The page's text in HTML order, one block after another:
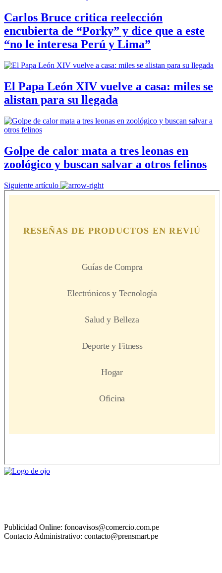
Carlos Bruce critica reelección
encubierta de “Porky” y dice que a este
“no le interesa Perú y Lima”
El Papa León XIV vuelve a casa: miles se
alistan para su llegada
Golpe de calor mata a tres leonas en
zoológico y buscan salvar a otros felinos
Siguiente artículo
Publicidad Online: fonoavisos@comercio.com.pe
Contacto Administrativo: contacto@prensmart.pe